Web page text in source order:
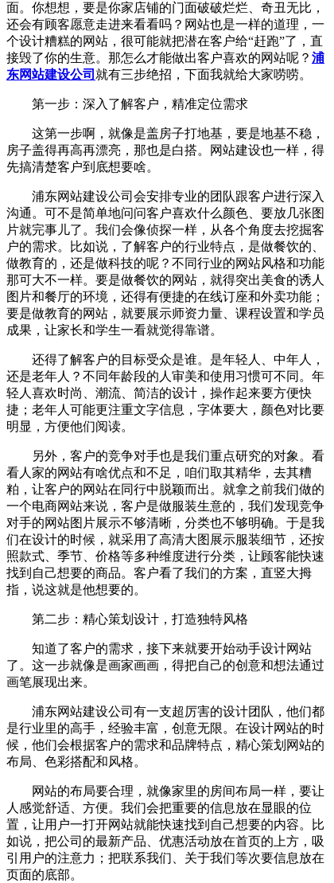
面。你想想，要是你家店铺的门面破破烂烂、奇丑无比，
还会有顾客愿意走进来看看吗？网站也是一样的道理，一
个设计糟糕的网站，很可能就把潜在客户给“赶跑”了，直
接毁了你的生意。那怎么才能做出客户喜欢的网站呢？ 浦
东网站建设公司 就有三步绝招，下面我就给大家唠唠。
第一步：深入了解客户，精准定位需求
这第一步啊，就像是盖房子打地基，要是地基不稳，
房子盖得再高再漂亮，那也是白搭。网站建设也一样，得
先搞清楚客户到底想要啥。
浦东网站建设公司会安排专业的团队跟客户进行深入
沟通。可不是简单地问问客户喜欢什么颜色、要放几张图
片就完事儿了。我们会像侦探一样，从各个角度去挖掘客
户的需求。比如说，了解客户的行业特点，是做餐饮的、
做教育的，还是做科技的呢？不同行业的网站风格和功能
那可大不一样。要是做餐饮的网站，就得突出美食的诱人
图片和餐厅的环境，还得有便捷的在线订座和外卖功能；
要是做教育的网站，就要展示师资力量、课程设置和学员
成果，让家长和学生一看就觉得靠谱。
还得了解客户的目标受众是谁。是年轻人、中年人，
还是老年人？不同年龄段的人审美和使用习惯可不同。年
轻人喜欢时尚、潮流、简洁的设计，操作起来要方便快
捷；老年人可能更注重文字信息，字体要大，颜色对比要
明显，方便他们阅读。
另外，客户的竞争对手也是我们重点研究的对象。看
看人家的网站有啥优点和不足，咱们取其精华，去其糟
粕，让客户的网站在同行中脱颖而出。就拿之前我们做的
一个电商网站来说，客户是做服装生意的，我们发现竞争
对手的网站图片展示不够清晰，分类也不够明确。于是我
们在设计的时候，就采用了高清大图展示服装细节，还按
照款式、季节、价格等多种维度进行分类，让顾客能快速
找到自己想要的商品。客户看了我们的方案，直竖大拇
指，说这就是他想要的。
第二步：精心策划设计，打造独特风格
知道了客户的需求，接下来就要开始动手设计网站
了。这一步就像是画家画画，得把自己的创意和想法通过
画笔展现出来。
浦东网站建设公司有一支超厉害的设计团队，他们都
是行业里的高手，经验丰富，创意无限。在设计网站的时
候，他们会根据客户的需求和品牌特点，精心策划网站的
布局、色彩搭配和风格。
网站的布局要合理，就像家里的房间布局一样，要让
人感觉舒适、方便。我们会把重要的信息放在显眼的位
置，让用户一打开网站就能快速找到自己想要的内容。比
如说，把公司的最新产品、优惠活动放在首页的上方，吸
引用户的注意力；把联系我们、关于我们等次要信息放在
页面的底部。